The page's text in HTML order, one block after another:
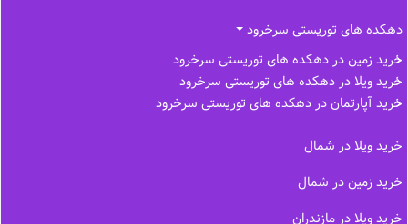
دهکده های توریستی سرخرود
خرید زمین در دهکده های توریستی سرخرود
خرید ویلا در دهکده های توریستی سرخرود
خرید آپارتمان در دهکده های توریستی سرخرود
خرید ویلا در شمال
خرید زمین در شمال
خرید ویلا در مازندران